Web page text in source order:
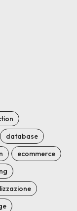
database
ecommerce